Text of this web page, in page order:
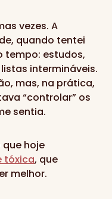
vezes. A
quando tentei
tempo: estudos,
intermináveis.
mas, na prática,
“controlar” os
sentia.
hoje
tóxica, que
melhor.